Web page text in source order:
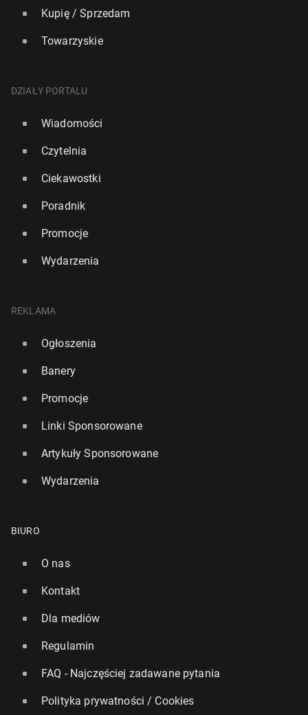
Kupię / Sprzedam
Towarzyskie
DZIAŁY PORTALU
Wiadomości
Czytelnia
Ciekawostki
Poradnik
Promocje
Wydarzenia
REKLAMA
Ogłoszenia
Banery
Promocje
Linki Sponsorowane
Artykuły Sponsorowane
Wydarzenia
BIURO
O nas
Kontakt
Dla mediów
Regulamin
FAQ - Najczęściej zadawane pytania
Polityka prywatności / Cookies